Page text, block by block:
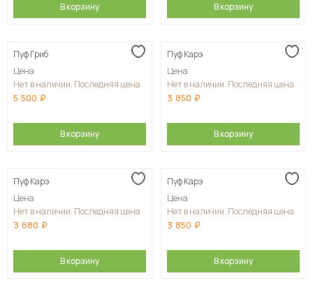
В корзину В корзину
Пуф Гриб
Цена
Нет в наличии. Последняя цена
5 500
В корзину
Пуф Карэ
Цена
Нет в наличии. Последняя цена
3 850
В корзину
Пуф Карэ
Цена
Нет в наличии. Последняя цена
3 680
В корзину
Пуф Карэ
Цена
Нет в наличии. Последняя цена
3 850
В корзину